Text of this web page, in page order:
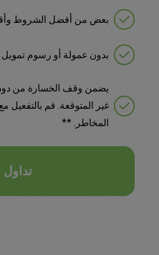
بعض من أفضل الشروط
بدون عمولة أو رسوم
يضمن وقف الخسارة من دون
غير المتوقعة. قم
المخاطر. **
تداول